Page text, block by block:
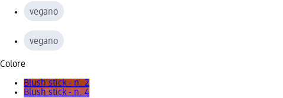
vegano
vegano
Colore
Blush stick - n. 2
Blush stick - n. 4